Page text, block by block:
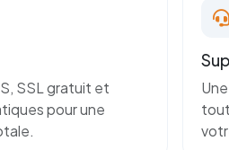
SSL gratuit et
pour une